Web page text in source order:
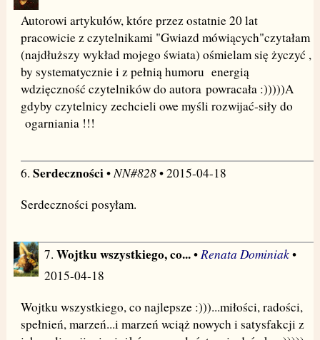
Autorowi artykułów, które przez ostatnie 20 lat
pracowicie z czytelnikami "Gwiazd mówiących"czytałam
(najdłuższy wykład mojego świata) ośmielam się życzyć ,
by systematycznie i z pełnią humoru energią
wdzięczność czytelników do autora powracała :)))))A
gdyby czytelnicy zechcieli owe myśli rozwijać-siły do
ogarniania !!!
6. Serdeczności•NN#828• 2015-04-18
Serdeczności posyłam.
7. Wojtku wszystkiego, co...•Renata Dominiak•
2015-04-18
Wojtku wszystkiego, co najlepsze :)))...miłości, radości,
spełnień, marzeń...i marzeń wciąż nowych i satysfakcji z